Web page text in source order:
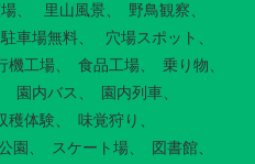
里山風景
野鳥観察
駐車場無料
穴場スポット
機工場 食品工場
乗り物
園内バス
園内列車
穫体験
味覚狩り
園 スケート場
図書館